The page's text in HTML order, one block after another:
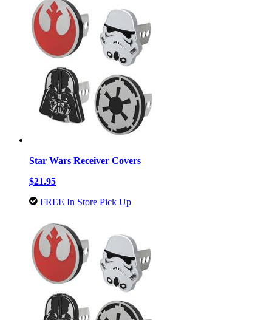
Star Wars Receiver Covers
$21.95
FREE In Store Pick Up